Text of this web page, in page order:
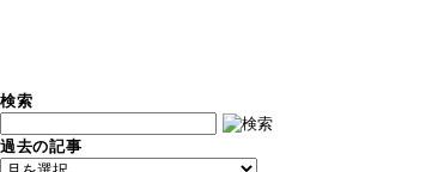
検索
過去の記事